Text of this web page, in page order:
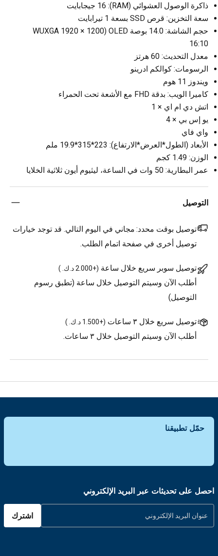
ذاكرة الوصول العشوائي (RAM): 16 جيجابايت
سعة التخزين: قرص SSD بسعة 1 تيرابايت
حجم الشاشة: 14.0 بوصة WUXGA 1920 × 1200) OLED
16:10
معدل التحديث: 60 هرتز
الرسومات: كوالكم ادرينو
ويندوز 11 هوم
كاميرا الويب: بدقة FHD مع الأشعة تحت الحمراء
اتش دي ام اي × 1
يو إس بي × 4
واي فاي
الأبعاد (الطول*العرض*الارتفاع): 223*315*19.9 ملم
الوزن: 1.49 كجم
عمر البطارية: 50 وات في الساعة، ليثيوم أيون ثلاثية الخلايا
التوصيل
توصيل بوقت محدد: مجاني في اليوم التالي. قد توجد خيارات
توصيل أخرى في صفحة اتمام الطلب.
توصيل سوبر سريع خلال ساعة (+2.000 د.ك. )
أطلب الآن وسيتم التوصيل خلال ساعة (تطبق رسوم
التوصيل)
توصيل سريع خلال ٣ ساعات (+1.500 د.ك. )
أطلب الآن وسيتم التوصيل خلال ٣ ساعات.
حمّل تطبيقنا
احصل على تحديثات عبر البريد الإلكتروني
اشترك